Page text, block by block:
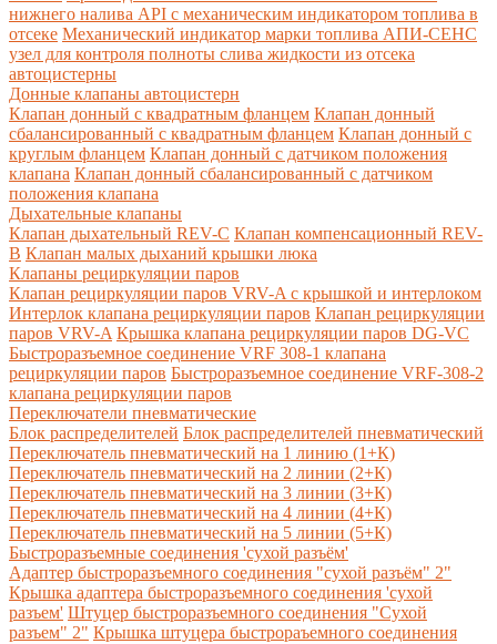
нижнего налива API с механическим индикатором топлива в
отсеке Механический индикатор марки топлива АПИ-СЕНС
узел для контроля полноты слива жидкости из отсека
автоцистерны
Донные клапаны автоцистерн
Клапан донный с квадратным фланцем Клапан донный
сбалансированный с квадратным фланцем Клапан донный с
круглым фланцем Клапан донный с датчиком положения
клапана Клапан донный сбалансированный с датчиком
положения клапана
Дыхательные клапаны
Клапан дыхательный REV-C Клапан компенсационный REV-
B Клапан малых дыханий крышки люка
Клапаны рециркуляции паров
Клапан рециркуляции паров VRV-A с крышкой и интерлоком
Интерлок клапана рециркуляции паров Клапан рециркуляции
паров VRV-A Крышка клапана рециркуляции паров DG-VC
Быстроразъемное соединение VRF 308-1 клапана
рециркуляции паров Быстроразъемное соединение VRF-308-2
клапана рециркуляции паров
Переключатели пневматические
Блок распределителей Блок распределителей пневматический
Переключатель пневматический на 1 линию (1+К)
Переключатель пневматический на 2 линии (2+К)
Переключатель пневматический на 3 линии (3+К)
Переключатель пневматический на 4 линии (4+К)
Переключатель пневматический на 5 линии (5+К)
Быстроразъемные соединения 'сухой разъём'
Адаптер быстроразъемного соединения "сухой разъём" 2"
Крышка адаптера быстроразъемного соединения 'сухой
разъем' Штуцер быстроразъемного соединения "Сухой
разъем" 2" Крышка штуцера быстрораъемного соединения